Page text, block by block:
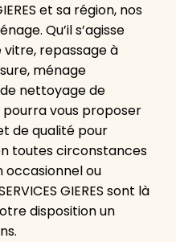
et sa région, nos
Qu’il s’agisse
vitre, repassage à
ménage
nettoyage de
vous proposer
de qualité pour
toutes circonstances
occasionnel ou
GIERES sont là
disposition un